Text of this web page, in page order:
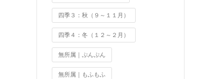
四季３：秋（９～１１月）
四季４：冬（１２～２月）
無所属｜ぷんぷん
無所属｜もふもふ